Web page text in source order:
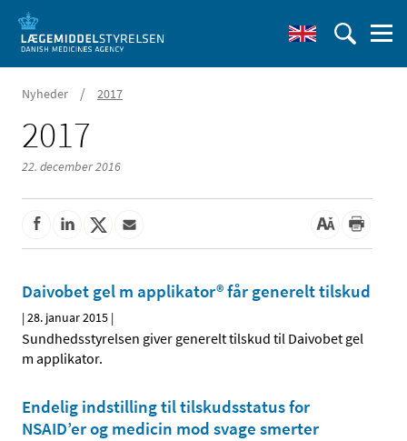
Nyheder / 2017
2017
22. december 2016
Daivobet gel m applikator® får generelt tilskud
|28. januar 2015 |
Sundhedsstyrelsen giver generelt tilskud til Daivobet gel
m applikator.
Endelig indstilling til tilskudsstatus for
NSAID’er og medicin mod svage smerter